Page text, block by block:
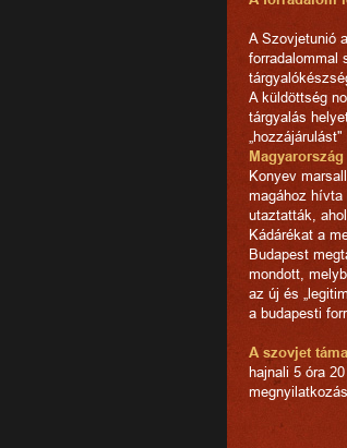
A Szovjetunió
forradalommal
A küldöttség
tárgyalás
Konyev
magához hívta
utaztatták,
Kádárékat a
Budapest
mondott,
az új és
a budapesti
A szovjet
hajnali 5 óra